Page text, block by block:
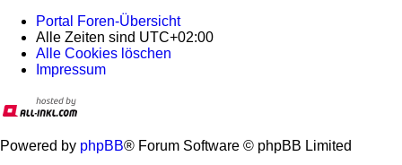
Portal Foren-Übersicht
Alle Zeiten sind UTC+02:00
Alle Cookies löschen
Impressum
Powered by phpBB® Forum Software © phpBB Limited